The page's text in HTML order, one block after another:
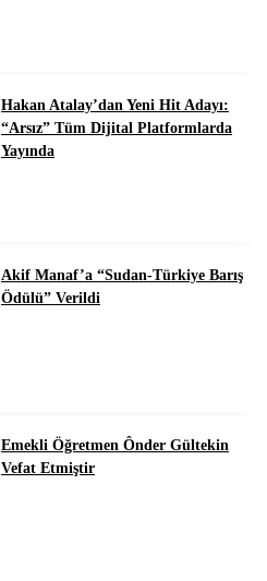
Hakan Atalay’dan Yeni Hit Adayı:
“Arsız” Tüm Dijital Platformlarda
Yayında
Akif Manaf’a “Sudan-Türkiye Barış
Ödülü” Verildi
Emekli Öğretmen Ônder Gültekin
Vefat Etmiştir